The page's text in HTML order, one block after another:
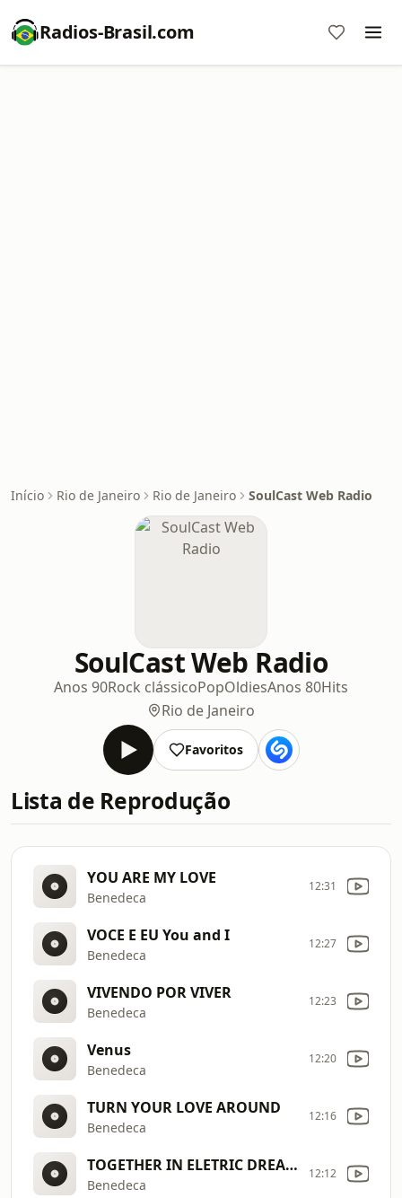
Radios-Brasil.com
Início Rio de Janeiro Rio de Janeiro SoulCast Web Radio
SoulCast Web Radio
Anos 90Rock clássicoPopOldiesAnos 80Hits
Rio de Janeiro
Favoritos
Lista de Reprodução
YOU ARE MY LOVE
Benedeca
12:31
VOCE E EU You and I
Benedeca
12:27
VIVENDO POR VIVER
Benedeca
12:23
Venus
Benedeca
12:20
TURN YOUR LOVE AROUND
Benedeca
12:16
TOGETHER IN ELETRIC DREAMS
Benedeca
12:12